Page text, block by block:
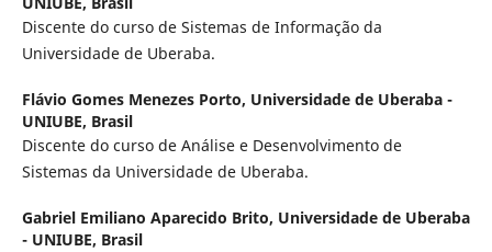
Discente do curso de Sistemas de Informação da
Universidade de Uberaba.
Flávio Gomes Menezes Porto, Universidade de Uberaba -
UNIUBE, Brasil
Discente do curso de Análise e Desenvolvimento de
Sistemas da Universidade de Uberaba.
Gabriel Emiliano Aparecido Brito, Universidade de Uberaba
- UNIUBE, Brasil